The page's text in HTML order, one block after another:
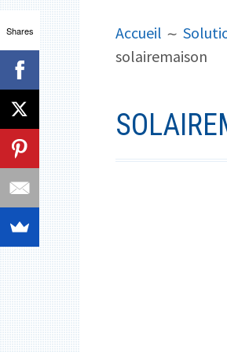
D'ARIANE
Accueil
solairemaison
Shares